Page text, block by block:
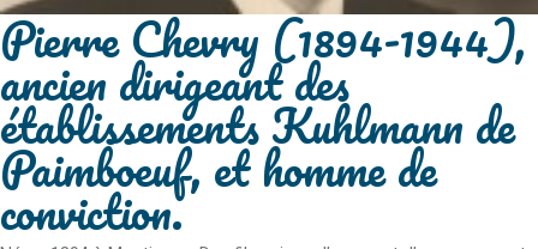
Pierre Chevry (1894-1944),
ancien dirigeant des
établissements Kuhlmann de
Paimboeuf, et homme de
conviction.